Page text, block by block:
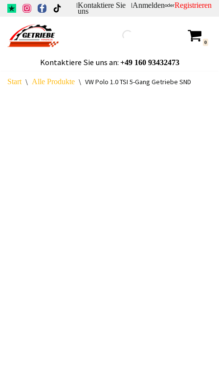
Inhalt
springen
|Kontaktiere Sie
uns
|AnmeldenoderRegistrieren
0
Kontaktiere Sie uns an: +49160 93432473
Start \ Alle Produkte \ VW Polo 1.0 TSI 5-Gang Getriebe SND